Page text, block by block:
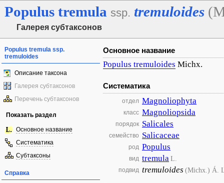
Populus tremula ssp. tremuloides
Галерея субтаксонов
Populus tremula ssp.
tremuloides
Описание таксона
Галерея субтаксонов
Перечень субтаксонов
Показать раздел
Основное название
Систематика
Субтаксоны
Справка
Основное название
Populus tremuloides Michx.
Систематика
отдел Magnoliophyta
класс Magnoliopsida
порядок Salicales
семейство Salicaceae
род Populus
вид tremulaL.
подвид tremuloides (Michx.) Á.